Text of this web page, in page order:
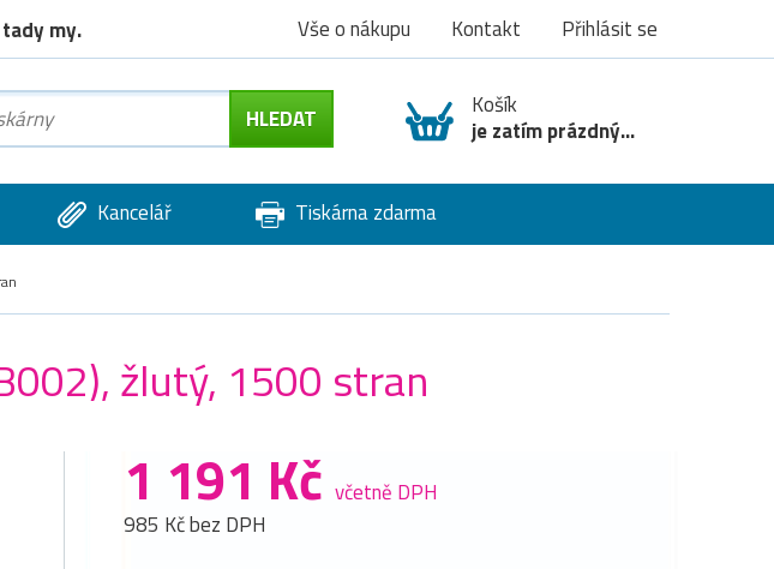
my. Vše o nákupu Kontakt Přihlásit se
Košík
je zatím prázdný...
Kancelář Tiskárna zdarma
žlutý, 1500 stran
1 191 Kč včetně DPH
985 Kč bez DPH